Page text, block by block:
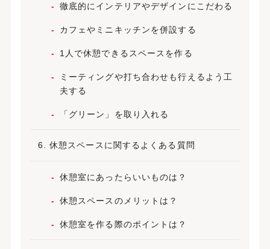
徹底的にインテリアやデザインにこだわる
カフェやミニキッチンを併設する
1人で休憩できるスペースを作る
ミーティングや打ち合わせも行えるよう工
夫する
「グリーン」を取り入れる
休憩スペースに関するよくある質問
休憩室にあったらいいものは？
休憩スペースのメリットは？
休憩室を作る際のポイントは？